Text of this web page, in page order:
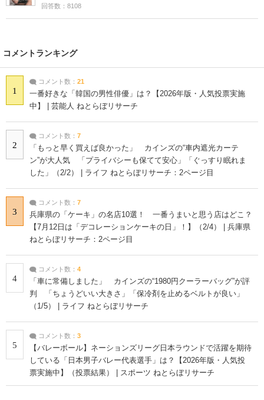
回答数：8108
コメントランキング
1
コメント数： 21
一番好きな「韓国の男性俳優」は？【2026年版・人気投票実施
中】 | 芸能人 ねとらぼリサーチ
2
コメント数： 7
「もっと早く買えば良かった」 カインズの“車内遮光カーテ
ン”が大人気 「プライバシーも保てて安心」「ぐっすり眠れま
した」（2/2） | ライフ ねとらぼリサーチ：2ページ目
3
コメント数： 7
兵庫県の「ケーキ」の名店10選！ 一番うまいと思う店はどこ？
【7月12日は「デコレーションケーキの日」！】（2/4） | 兵庫県
ねとらぼリサーチ：2ページ目
4
コメント数： 4
「車に常備しました」 カインズの“1980円クーラーバッグ”が評
判 「ちょうどいい大きさ」「保冷剤を止めるベルトが良い」
（1/5） | ライフ ねとらぼリサーチ
5
コメント数： 3
【バレーボール】ネーションズリーグ日本ラウンドで活躍を期待
している「日本男子バレー代表選手」は？【2026年版・人気投
票実施中】（投票結果） | スポーツ ねとらぼリサーチ